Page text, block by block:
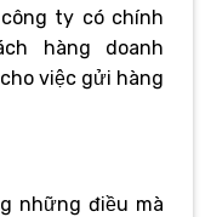
ty có chính
hàng doanh
việc gửi hàng
những điều mà